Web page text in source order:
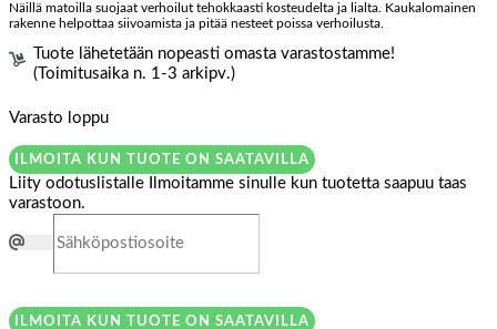
Näillä matoilla suojaat verhoilut tehokkaasti kosteudelta ja lialta. Kaukalomainen
rakenne helpottaa siivoamista ja pitää nesteet poissa verhoilusta.
Tuote lähetetään nopeasti omasta varastostamme!
(Toimitusaika n. 1-3 arkipv.)
Varasto loppu
ILMOITA KUN TUOTE ON SAATAVILLA
Liity odotuslistalle
Ilmoitamme sinulle kun tuotetta saapuu taas
varastoon.
ILMOITA KUN TUOTE ON SAATAVILLA